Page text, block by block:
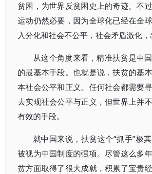
贫困，为世界反贫困史上的奇迹。不
运动仍然必要，因为全球化已经在全
入分化和社会不公平，社会矛盾激化，
从这个角度来看，精准扶贫是中
的最基本手段。也就是说，扶贫的基
本社会公平和正义。任何社会都需要
去实现社会公平与正义，但世界上并
有效的手段。
就中国来说，扶贫这个“抓手”极
被视为中国制度的强项。尽管这么多
贫方面取得了很大成就，积累了宝贵